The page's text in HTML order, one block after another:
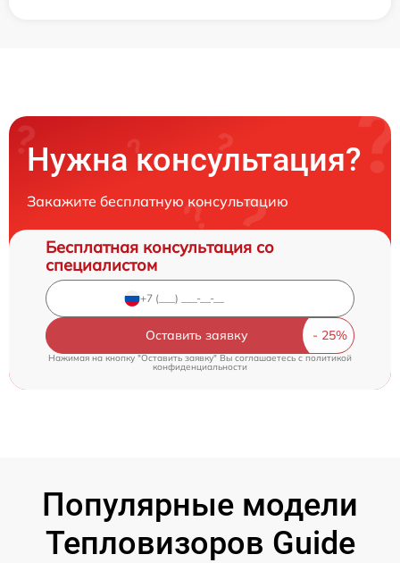
Нужна консультация?
Закажите бесплатную консультацию
Бесплатная консультация со
специалистом
Оставить заявку
Нажимая на кнопку "Оставить заявку" Вы соглашаетесь cполитикой
конфиденциальности
Популярные модели
Тепловизоров Guide